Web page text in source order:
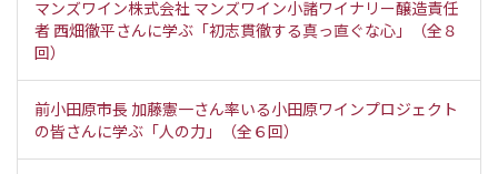
マンズワイン株式会社 マンズワイン小諸ワイナリー醸造責任
者 西畑徹平さんに学ぶ「初志貫徹する真っ直ぐな心」（全８
回）
前小田原市長 加藤憲一さん率いる小田原ワインプロジェクト
の皆さんに学ぶ「人の力」（全６回）